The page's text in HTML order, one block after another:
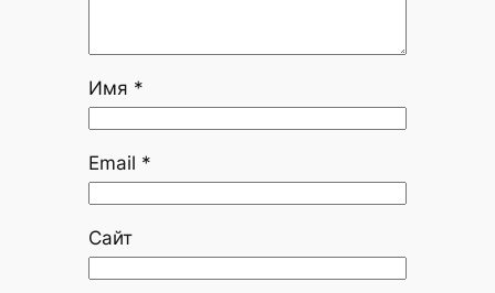
Имя *
Email *
Сайт